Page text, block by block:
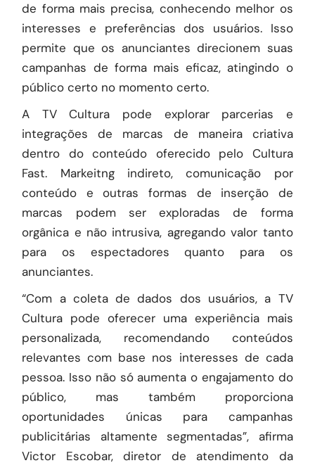
de forma mais precisa, conhecendo melhor os
interesses e preferências dos usuários. Isso
permite que os anunciantes direcionem suas
campanhas de forma mais eficaz, atingindo o
público certo no momento certo.
A TV Cultura pode explorar parcerias e
integrações de marcas de maneira criativa
dentro do conteúdo oferecido pelo Cultura
Fast. Markeitng indireto, comunicação por
conteúdo e outras formas de inserção de
marcas podem ser exploradas de forma
orgânica e não intrusiva, agregando valor tanto
para os espectadores quanto para os
anunciantes.
“Com a coleta de dados dos usuários, a TV
Cultura pode oferecer uma experiência mais
personalizada, recomendando conteúdos
relevantes com base nos interesses de cada
pessoa. Isso não só aumenta o engajamento do
público, mas também proporciona
oportunidades únicas para campanhas
publicitárias altamente segmentadas”, afirma
Victor Escobar, diretor de atendimento da